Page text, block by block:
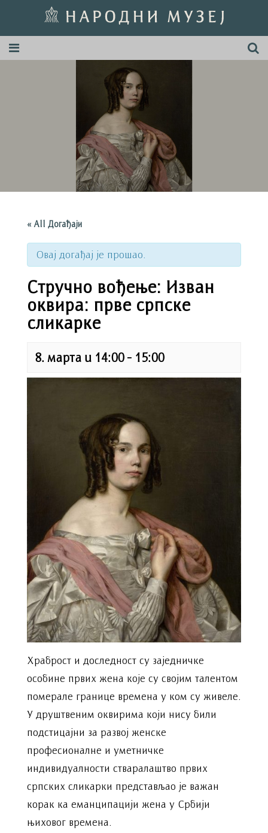
« All Догађаји
Овај догађај је прошао.
Стручно вођење: Изван
оквира: прве српске
сликарке
8. марта u 14:00- 15:00
Храброст и доследност су заједничке
особине првих жена које су својим талентом
померале границе времена у ком су живеле.
У друштвеним оквирима који нису били
подстицајни за развој женске
професионалне и уметничке
индивидуалности стваралаштво првих
српских сликарки представљао је важан
корак ка еманципацији жена у Србији
њиховог времена.